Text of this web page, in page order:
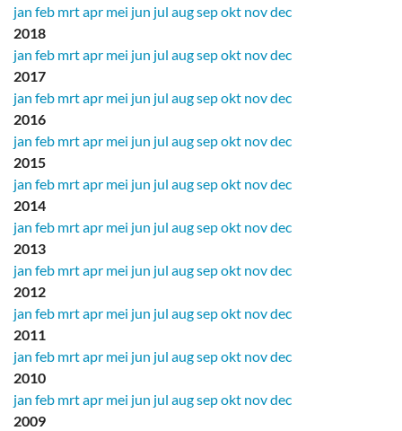
jan feb mrtapr mei jun jul augsepokt novdec
2018
jan feb mrtapr mei jun jul augsepokt novdec
2017
jan feb mrtapr mei jun jul augsepokt novdec
2016
jan feb mrtapr mei jun jul augsepokt novdec
2015
jan feb mrtapr mei jun jul augsepokt novdec
2014
jan feb mrtapr mei jun jul augsepokt novdec
2013
jan feb mrtapr mei jun jul augsepokt novdec
2012
jan feb mrtapr mei jun jul augsepokt novdec
2011
jan feb mrtapr mei jun jul augsepokt novdec
2010
jan feb mrtapr mei jun jul augsepokt novdec
2009